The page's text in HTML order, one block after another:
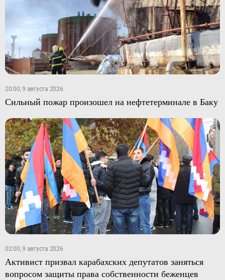
20:00, 9 августа 2026
Сильный пожар произошел на нефтетерминале в Баку
02:00, 9 августа 2026
Активист призвал карабахских депутатов заняться
вопросом защиты права собственности беженцев